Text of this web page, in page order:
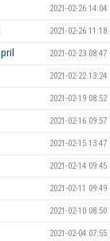
2021-02-26 14:04
2021-02-26 11:18
2021-02-23 08:47
2021-02-22 13:24
2021-02-19 08:52
2021-02-16 09:57
2021-02-15 13:47
2021-02-14 09:45
2021-02-11 09:49
2021-02-10 08:50
2021-02-04 07:55